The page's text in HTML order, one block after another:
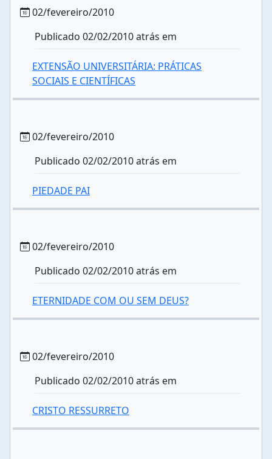
02/fevereiro/2010
Publicado 02/02/2010 atrás em
EXTENSÃO UNIVERSITÁRIA: PRÁTICAS
SOCIAIS E CIENTÍFICAS
02/fevereiro/2010
Publicado 02/02/2010 atrás em
PIEDADE PAI
02/fevereiro/2010
Publicado 02/02/2010 atrás em
ETERNIDADE COM OU SEM DEUS?
02/fevereiro/2010
Publicado 02/02/2010 atrás em
CRISTO RESSURRETO